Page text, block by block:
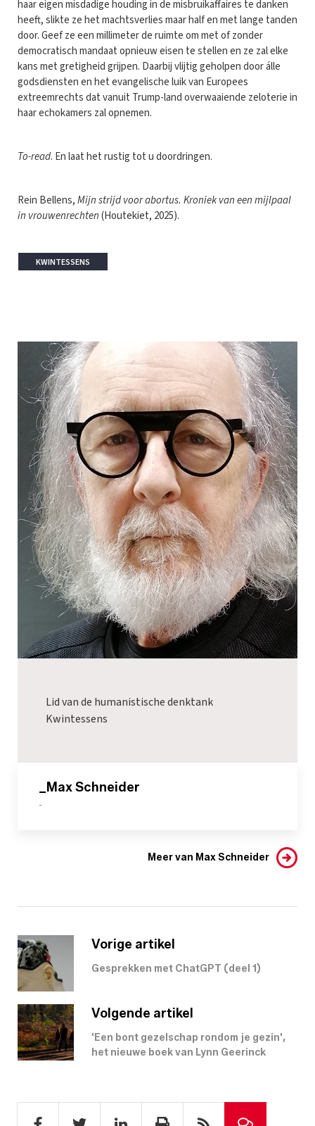
haar eigen misdadige houding in de misbruikaffaires te danken
heeft, slikte ze het machtsverlies maar half en met lange tanden
door. Geef ze een millimeter de ruimte om met of zonder
democratisch mandaat opnieuw eisen te stellen en ze zal elke
kans met gretigheid grijpen. Daarbij vlijtig geholpen door álle
godsdiensten en het evangelische luik van Europees
extreemrechts dat vanuit Trump-land overwaaiende zeloterie in
haar echokamers zal opnemen.
To-read. En laat het rustig tot u doordringen.
Rein Bellens,Mijn strijd voor abortus. Kroniek van een mijlpaal
in vrouwenrechten(Houtekiet, 2025).
KWINTESSENS
Lid van de humanistische denktank
Kwintessens
_Max Schneider
-
Meer van Max Schneider
Vorige artikel
Gesprekken met ChatGPT (deel 1)
Volgende artikel
'Een bont gezelschap rondom je gezin',
het nieuwe boek van Lynn Geerinck